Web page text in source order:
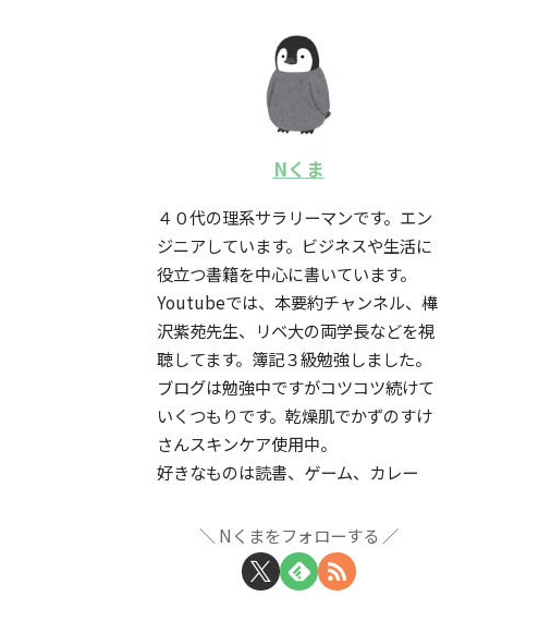
Nくま
４０代の理系サラリーマンです。エン
ジニアしています。ビジネスや生活に
役立つ書籍を中心に書いています。
Youtubeでは、本要約チャンネル、樺
沢紫苑先生、リベ大の両学長などを視
聴してます。簿記３級勉強しました。
ブログは勉強中ですがコツコツ続けて
いくつもりです。乾燥肌でかずのすけ
さんスキンケア使用中。
好きなものは読書、ゲーム、カレー
Nくまをフォローする